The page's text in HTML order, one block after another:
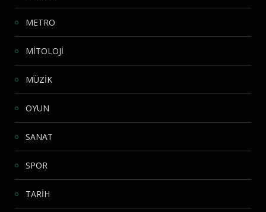
METRO
MİTOLOJİ
MÜZİK
OYUN
SANAT
SPOR
TARİH